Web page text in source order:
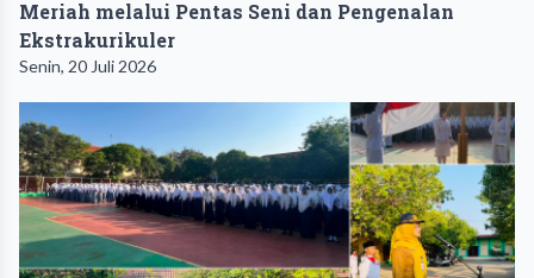
Meriah melalui Pentas Seni dan Pengenalan
Ekstrakurikuler
Senin, 20 Juli 2026